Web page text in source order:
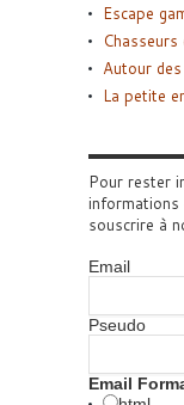
Escape
Autour
La petite
Pour rester
informations
souscrire à
Email
Pseudo
Email